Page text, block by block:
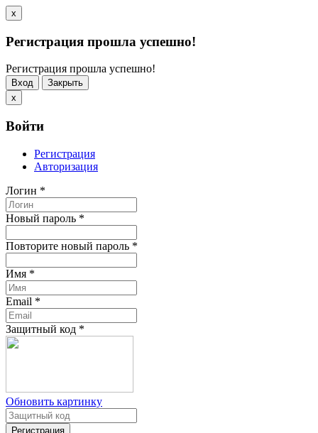
x
Регистрация прошла успешно!
Регистрация прошла успешно!
Вход
Закрыть
x
Войти
Регистрация
Авторизация
Логин *
Новый пароль *
Повторите новый пароль *
Имя *
Email *
Защитный код *
Обновить картинку